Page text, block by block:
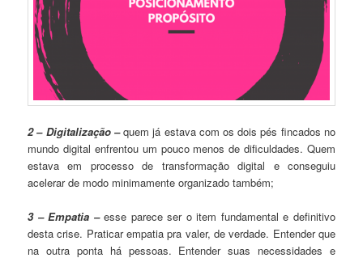
2 – Digitalização –quem já estava com os dois pés fincados no
mundo digital enfrentou um pouco menos de dificuldades. Quem
estava em processo de transformação digital e conseguiu
acelerar de modo minimamente organizado também;
3 – Empatia –esse parece ser o item fundamental e definitivo
desta crise. Praticar empatia pra valer, de verdade. Entender que
na outra ponta há pessoas. Entender suas necessidades e